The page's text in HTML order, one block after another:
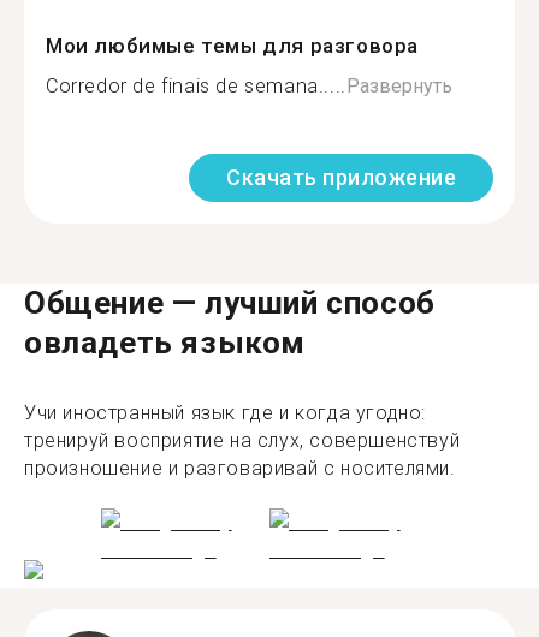
Мои любимые темы для разговора
Corredor de finais de semana..... Развернуть
Скачать приложение
Общение — лучший способ
овладеть языком
Учи иностранный язык где и когда угодно:
тренируй восприятие на слух, совершенствуй
произношение и разговаривай с носителями.